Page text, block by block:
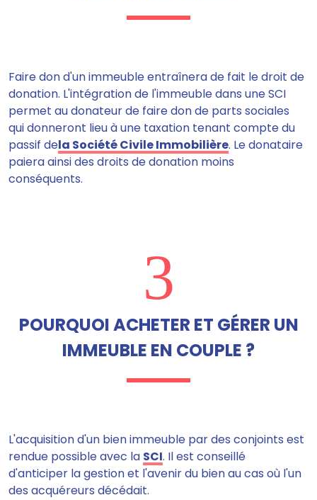
Faire don d'un immeuble entraînera de fait le droit de
donation. L'intégration de l'immeuble dans une SCI
permet au donateur de faire don de parts sociales
qui donneront lieu à une taxation tenant compte du
passif dela Société Civile Immobilière. Le donataire
paiera ainsi des droits de donation moins
conséquents.
3
POURQUOI ACHETER ET GÉRER UN
IMMEUBLE EN COUPLE ?
L'acquisition d'un bien immeuble par des conjoints est
rendue possible avec la SCI. Il est conseillé
d'anticiper la gestion et l'avenir du bien au cas où l'un
des acquéreurs décédait.